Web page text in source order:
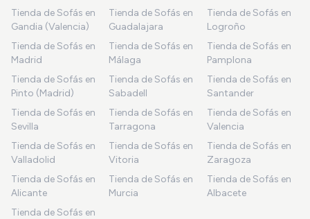
Tienda de Sofás en
Gandia (Valencia)
Tienda de Sofás en
Guadalajara
Tienda de Sofás en
Logroño
Tienda de Sofás en
Madrid
Tienda de Sofás en
Málaga
Tienda de Sofás en
Pamplona
Tienda de Sofás en
Pinto (Madrid)
Tienda de Sofás en
Sabadell
Tienda de Sofás en
Santander
Tienda de Sofás en
Sevilla
Tienda de Sofás en
Tarragona
Tienda de Sofás en
Valencia
Tienda de Sofás en
Valladolid
Tienda de Sofás en
Vitoria
Tienda de Sofás en
Zaragoza
Tienda de Sofás en
Alicante
Tienda de Sofás en
Murcia
Tienda de Sofás en
Albacete
Tienda de Sofás en